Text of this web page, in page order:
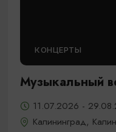
КОНЦЕРТЫ
Музыкальный
11.07.2026 -
Калининград,